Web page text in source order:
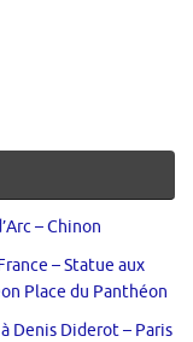
– Chinon
– Statue aux
Place du Panthéon
Denis Diderot – Paris